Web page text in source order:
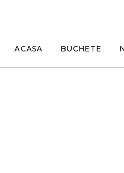
ACASA
BUCHETE